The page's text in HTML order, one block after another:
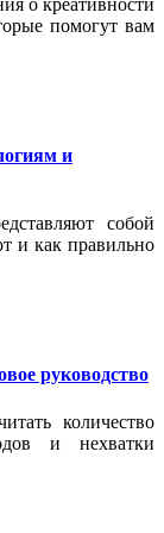
помогут вам
и
собой
и как правильно
руководство
количество
и нехватки